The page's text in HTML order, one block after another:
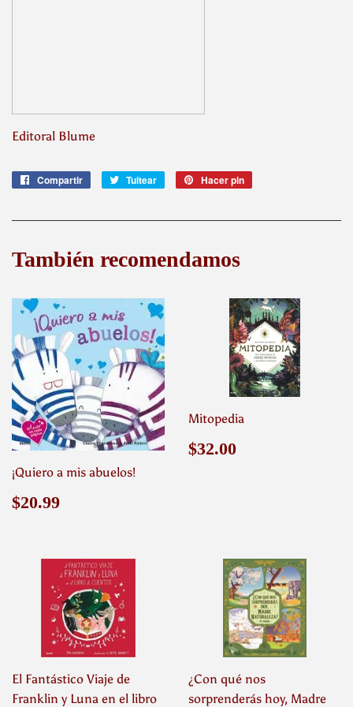
Editoral Blume
Compartir
CompartirTuitear
Tuitear Hacer pin
También recomendamos
¡Quiero a mis abuelos!
Precio
$20.99
Mitopedia
Precio
$32.00
El Fantástico Viaje de
Franklin y Luna en el libro
¿Con qué nos
sorprenderás hoy, Madre